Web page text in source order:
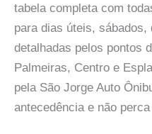
tabela completa com
para dias úteis, sábados,
detalhadas pelos pontos
Palmeiras, Centro e
pela São Jorge Auto
antecedência e não